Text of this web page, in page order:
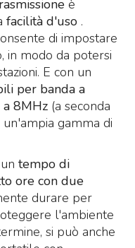
è
facilità d'uso .
di impostare
in modo da potersi
E con un
per banda a
8MHz (a seconda
gamma di
tempo di
ore con due
durare per
l'ambiente
si può anche